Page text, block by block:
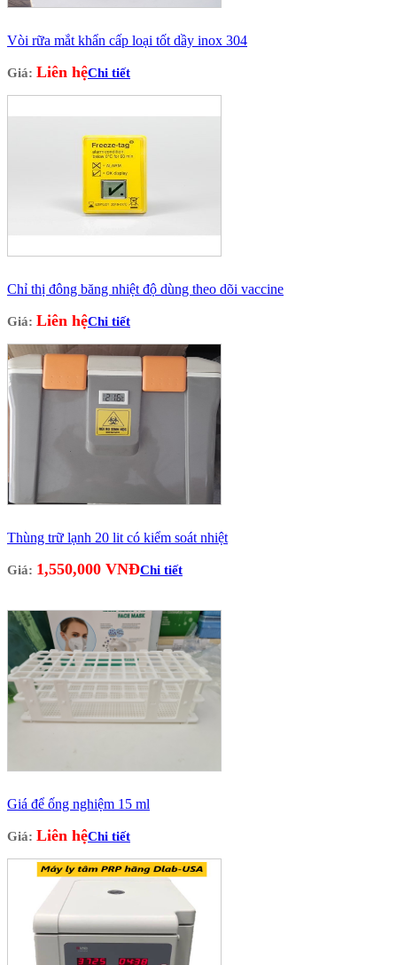
Vòi rữa mắt khẩn cấp loại tốt dầy inox 304
Giá: Liên hệChi tiết
Chỉ thị đông băng nhiệt độ dùng theo dõi vaccine
Giá: Liên hệChi tiết
Thùng trữ lạnh 20 lit có kiểm soát nhiệt
Giá: 1,550,000 VNĐChi tiết
Giá để ống nghiệm 15 ml
Giá: Liên hệChi tiết